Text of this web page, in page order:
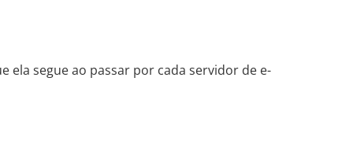
ela segue ao passar por cada servidor de e-